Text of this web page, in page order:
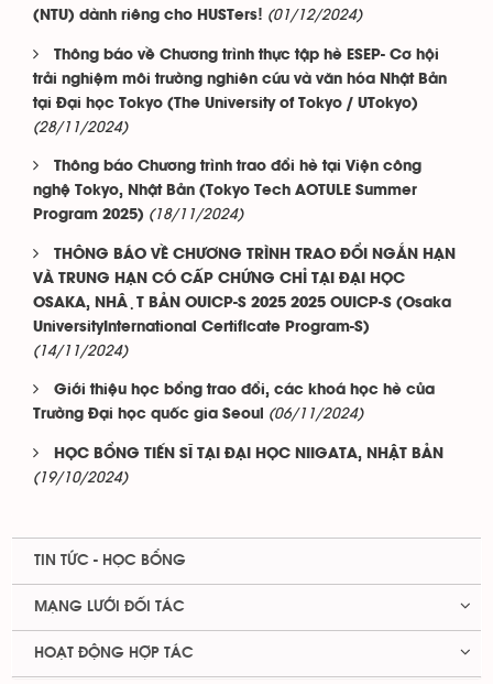
(NTU) dành riêng cho HUSTers! (01/12/2024)
Thông báo về Chương trình thực tập hè ESEP- Cơ hội
trải nghiệm môi trường nghiên cứu và văn hóa Nhật Bản
tại Đại học Tokyo (The University of Tokyo / UTokyo)
(28/11/2024)
Thông báo Chương trình trao đổi hè tại Viện công
nghệ Tokyo, Nhật Bản (Tokyo Tech AOTULE Summer
Program 2025) (18/11/2024)
THÔNG BÁO VỀ CHƯƠNG TRÌNH TRAO ĐỔI NGẮN HẠN
VÀ TRUNG HẠN CÓ CẤP CHỨNG CHỈ TẠI ĐẠI HỌC
OSAKA, NHẬT BẢN OUICP-S 2025 2025 OUICP-S (Osaka
UniversityInternational Certificate Program-S)
(14/11/2024)
Giới thiệu học bổng trao đổi, các khoá học hè của
Trường Đại học quốc gia Seoul
(06/11/2024)
HỌC BỔNG TIẾN SĨ TẠI ĐẠI HỌC NIIGATA, NHẬT BẢN
(19/10/2024)
TIN TỨC - HỌC BỔNG
MẠNG LƯỚI ĐỐI TÁC
HOẠT ĐỘNG HỢP TÁC